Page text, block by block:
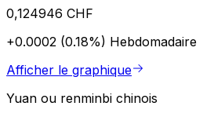
0,124946 CHF
+0.0002 (0.18%) Hebdomadaire
Afficher le graphique
Yuan ou renminbi chinois